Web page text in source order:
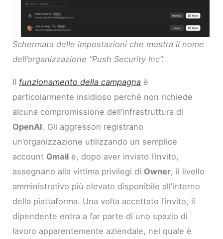
Schermata delle impostazioni che mostra il nome
dell’organizzazione “Push Security Inc”.
Il funzionamento della campagna è
particolarmente insidioso perché non richiede
alcuna compromissione dell’infrastruttura di
OpenAI. Gli aggressori registrano
un’organizzazione utilizzando un semplice
account Gmail e, dopo aver inviato l’invito,
assegnano alla vittima privilegi di Owner, il livello
amministrativo più elevato disponibile all’interno
della piattaforma. Una volta accettato l’invito, il
dipendente entra a far parte di uno spazio di
lavoro apparentemente aziendale, nel quale è